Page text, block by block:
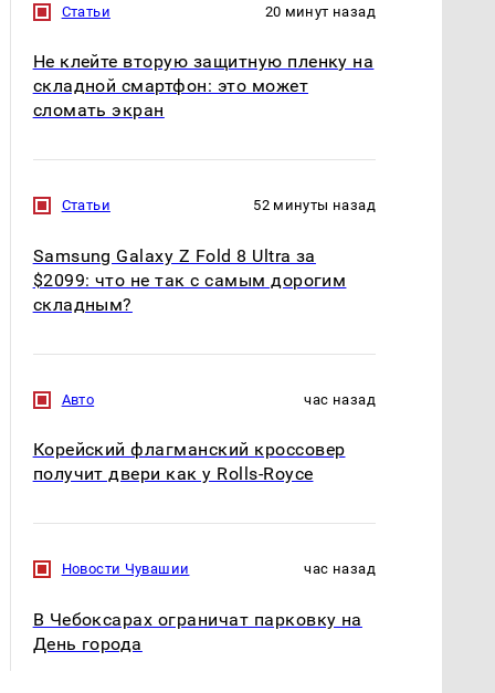
Статьи 20 минут назад
Не клейте вторую защитную пленку на
складной смартфон: это может
сломать экран
Статьи 52 минуты назад
Samsung Galaxy Z Fold 8 Ultra за
$2099: что не так с самым дорогим
складным?
Авто час назад
Корейский флагманский кроссовер
получит двери как у Rolls-Royce
Новости Чувашии час назад
В Чебоксарах ограничат парковку на
День города